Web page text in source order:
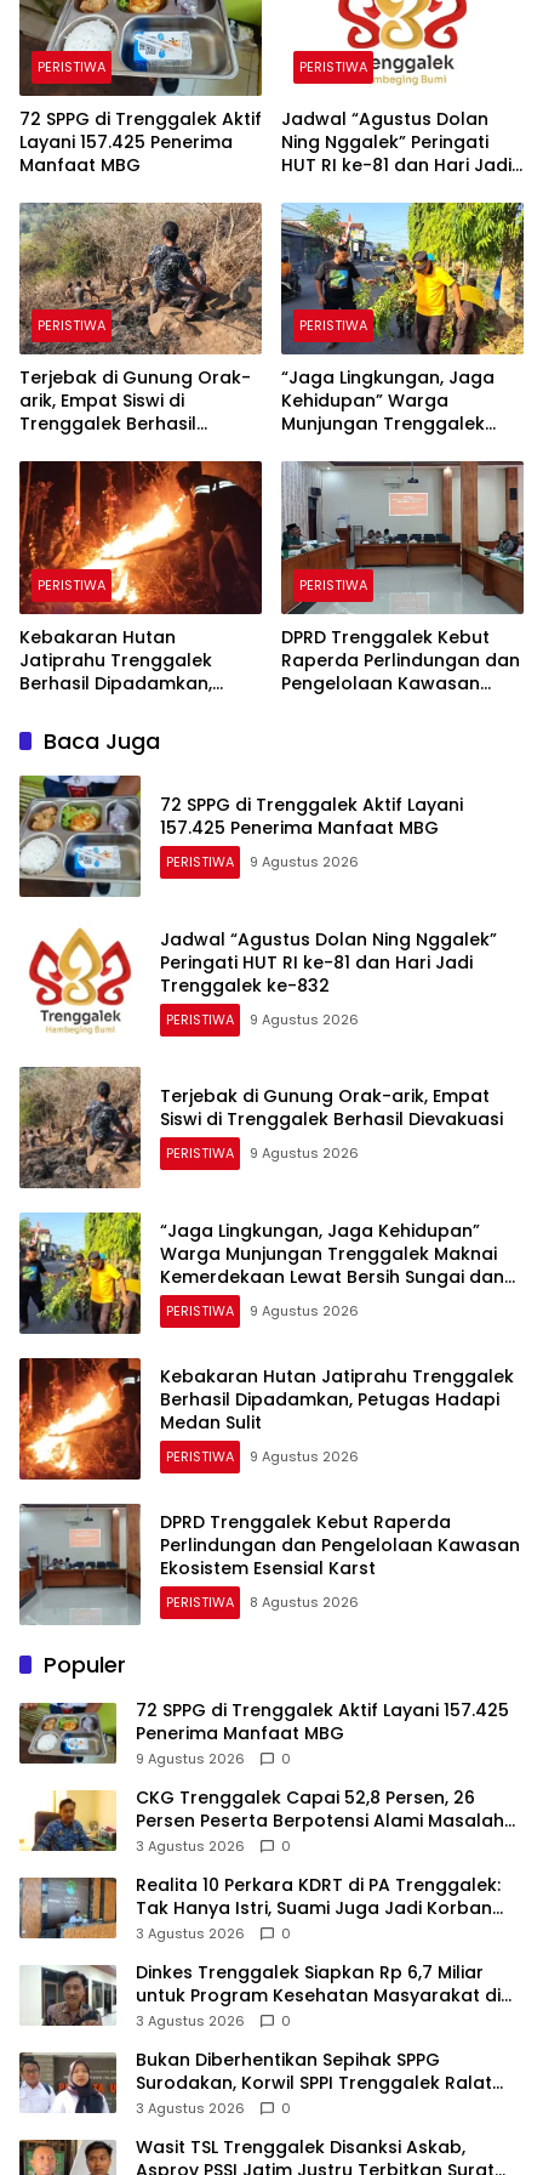
PERISTIWA
72 SPPG di Trenggalek Aktif
Layani 157.425 Penerima
Manfaat MBG
PERISTIWA
Jadwal “Agustus Dolan
Ning Nggalek” Peringati
HUT RI ke-81 dan Hari Jadi
PERISTIWA
Terjebak di Gunung Orak-
arik, Empat Siswi di
Trenggalek Berhasil
PERISTIWA
“​Jaga Lingkungan, Jaga
Kehidupan” Warga
Munjungan Trenggalek
Lewat Bersih Sungai dan
Donor Darah
PERISTIWA
Kebakaran Hutan
Jatiprahu Trenggalek
Berhasil Dipadamkan,
Sulit
PERISTIWA
DPRD Trenggalek Kebut
Raperda Perlindungan dan
Pengelolaan Kawasan
Baca Juga
72 SPPG di Trenggalek Aktif Layani
157.425 Penerima Manfaat MBG
PERISTIWA 9 Agustus 2026
Jadwal “Agustus Dolan Ning Nggalek”
Peringati HUT RI ke-81 dan Hari Jadi
Trenggalek ke-832
PERISTIWA 9 Agustus 2026
Terjebak di Gunung Orak-arik, Empat
Siswi di Trenggalek Berhasil Dievakuasi
PERISTIWA 9 Agustus 2026
“​Jaga Lingkungan, Jaga Kehidupan”
Warga Munjungan Trenggalek Maknai
Kemerdekaan Lewat Bersih Sungai dan
Donor Darah
PERISTIWA 9 Agustus 2026
Kebakaran Hutan Jatiprahu Trenggalek
Berhasil Dipadamkan, Petugas Hadapi
Medan Sulit
PERISTIWA 9 Agustus 2026
DPRD Trenggalek Kebut Raperda
Perlindungan dan Pengelolaan Kawasan
Ekosistem Esensial Karst
PERISTIWA 8 Agustus 2026
Populer
72 SPPG di Trenggalek Aktif Layani 157.425
Penerima Manfaat MBG
9 Agustus 2026 0
CKG Trenggalek Capai 52,8 Persen, 26
Persen Peserta Berpotensi Alami Masalah
Kejiwaan
3 Agustus 2026 0
Realita 10 Perkara KDRT di PA Trenggalek:
Tak Hanya Istri, Suami Juga Jadi Korban
Kekerasan
3 Agustus 2026 0
Dinkes Trenggalek Siapkan Rp 6,7 Miliar
untuk Program Kesehatan Masyarakat di
2027
3 Agustus 2026 0
Bukan Diberhentikan Sepihak SPPG
Surodakan, Korwil SPPI Trenggalek Ralat
Pernyataan Soal Permata Umat Tolak MBG
3 Agustus 2026 0
Wasit TSL Trenggalek Disanksi Askab,